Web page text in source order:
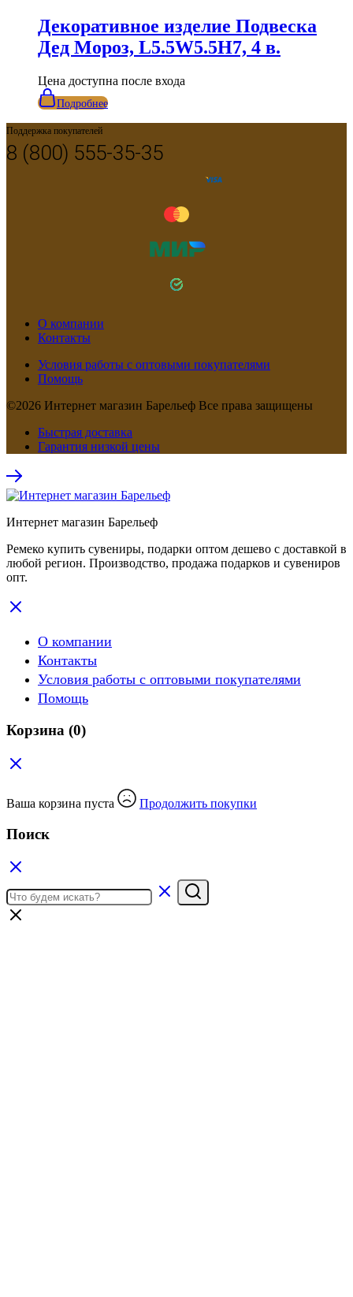
Декоративное изделие Подвеска
Дед Мороз, L5.5W5.5H7, 4 в.
Цена доступна после входа
Подробнее
Поддержка покупателей
8 (800) 555-35-35
О компании
Контакты
Условия работы с оптовыми покупателями
Помощь
©2026 Интернет магазин Барельеф Все права защищены
Быстрая доставка
Гарантия низкой цены
Интернет магазин Барельеф
Ремеко купить сувениры, подарки оптом дешево с доставкой в
любой регион. Производство, продажа подарков и сувениров
опт.
О компании
Контакты
Условия работы с оптовыми покупателями
Помощь
Корзина (0)
Ваша корзина пуста Продолжить покупки
Поиск